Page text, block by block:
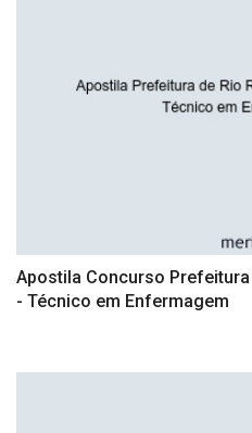
Apostila Concurso Prefeitura
- Técnico em Enfermagem